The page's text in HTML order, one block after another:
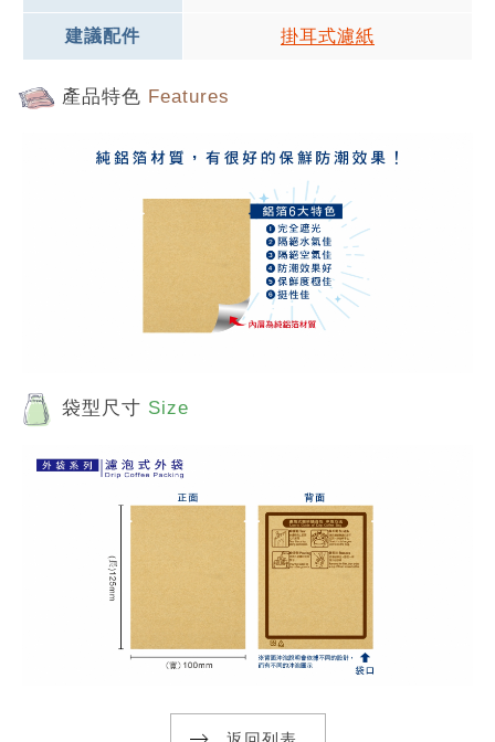
建議配件 掛耳式濾紙
產品特色 Features
袋型尺寸 Size